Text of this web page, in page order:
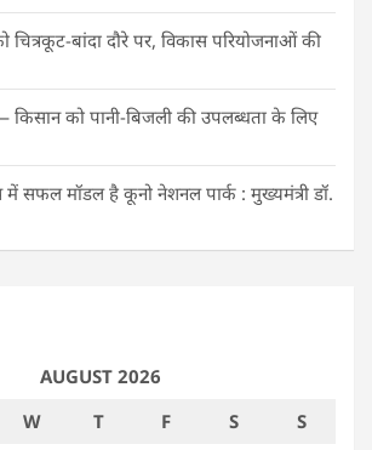
चित्रकूट-बांदा दौरे पर, विकास परियोजनाओं की
किसान को पानी-बिजली की उपलब्धता के लिए
में सफल मॉडल है कूनो नेशनल पार्क : मुख्यमंत्री डॉ.
AUGUST 2026
W T F S
S